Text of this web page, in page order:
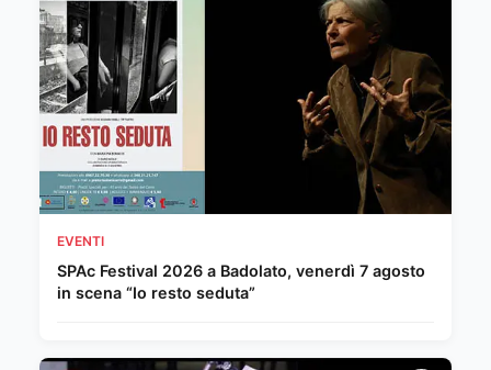
EVENTI
SPAc Festival 2026 a Badolato, venerdì 7 agosto
in scena “Io resto seduta”